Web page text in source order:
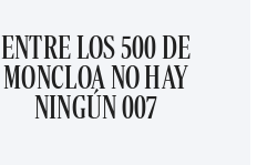
ENTRE LOS 500 DE
MONCLOA NO HAY
NINGÚN 007